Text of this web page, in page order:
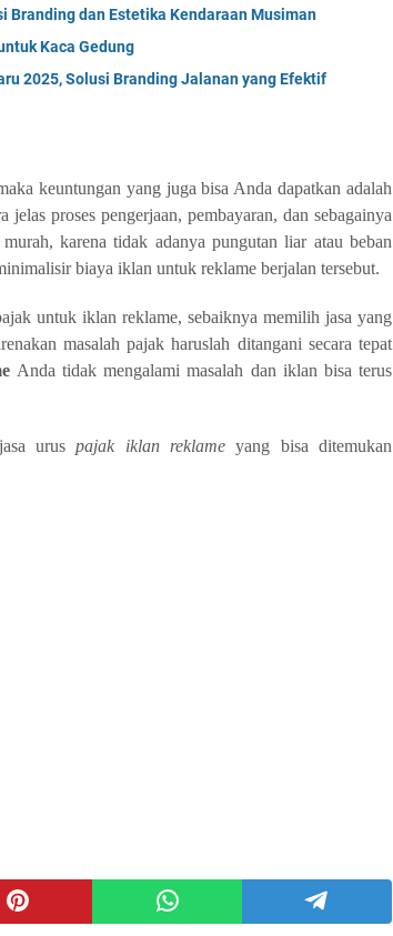
Branding dan Estetika Kendaraan Musiman
Kaca Gedung
2025, Solusi Branding Jalanan yang Efektif
keuntungan yang juga bisa Anda dapatkan adalah
proses pengerjaan, pembayaran, dan sebagainya
karena tidak adanya pungutan liar atau beban
biaya iklan untuk reklame berjalan tersebut.
untuk iklan reklame, sebaiknya memilih jasa yang
masalah pajak haruslah ditangani secara tepat
Anda tidak mengalami masalah dan iklan bisa terus
uruspajak iklan reklameyang bisa ditemukan